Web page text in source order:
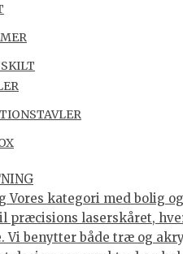
Vores kategori med bolig
præcisions laserskåret,
Vi benytter både træ og